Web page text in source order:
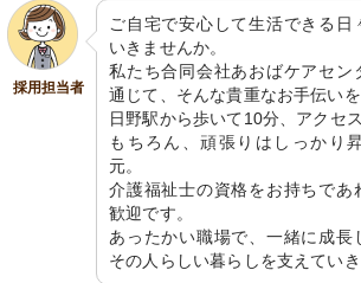
採用担当者
ご自宅で安心して生活できる日
いきませんか。
私たち合同会社あおばケアセン
通じて、そんな貴重なお手伝いを
日野駅から歩いて10分、アクセ
もちろん、頑張りはしっかり
元。
介護福祉士の資格をお持ちであ
歓迎です。
あったかい職場で、一緒に成長
その人らしい暮らしを支えていき